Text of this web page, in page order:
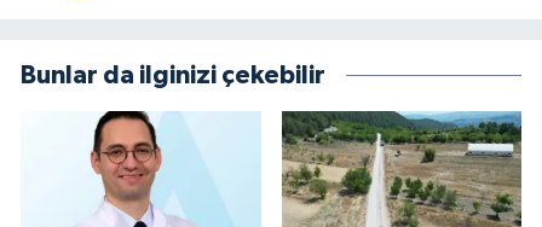
Bunlar da ilginizi çekebilir